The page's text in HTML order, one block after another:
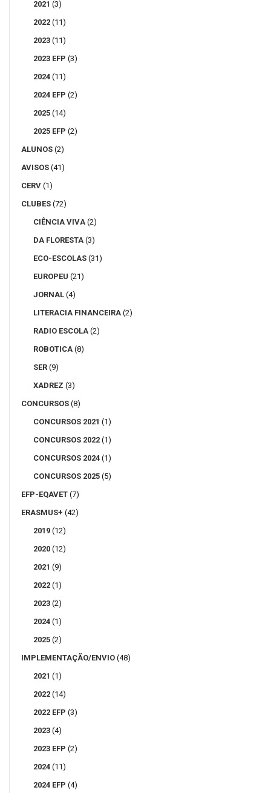
2021 (3)
2022 (11)
2023 (11)
2023 EFP (3)
2024 (11)
2024 EFP (2)
2025 (14)
2025 EFP (2)
ALUNOS (2)
AVISOS (41)
CERV (1)
CLUBES (72)
CIÊNCIA VIVA (2)
DA FLORESTA (3)
ECO-ESCOLAS (31)
EUROPEU (21)
JORNAL (4)
LITERACIA FINANCEIRA (2)
RADIO ESCOLA (2)
ROBOTICA (8)
SER (9)
XADREZ (3)
CONCURSOS (8)
CONCURSOS 2021 (1)
CONCURSOS 2022 (1)
CONCURSOS 2024 (1)
CONCURSOS 2025 (5)
EFP-EQAVET (7)
ERASMUS+ (42)
2019 (12)
2020 (12)
2021 (9)
2022 (1)
2023 (2)
2024 (1)
2025 (2)
IMPLEMENTAÇÃO/ENVIO (48)
2021 (1)
2022 (14)
2022 EFP (3)
2023 (4)
2023 EFP (2)
2024 (11)
2024 EFP (4)